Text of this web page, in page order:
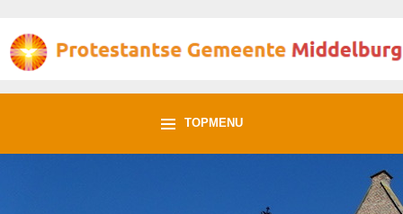
TOPMENU